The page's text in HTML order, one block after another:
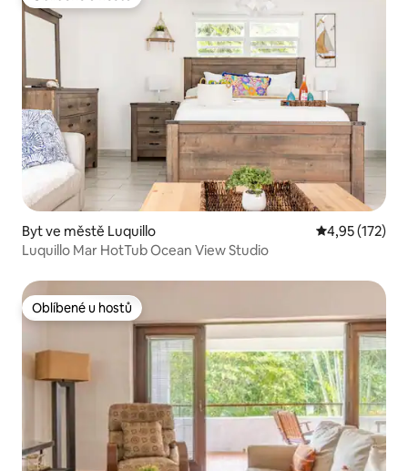
Byt ve městě Luquillo Průměrné
4,95 (172)
Luquillo Mar HotTub Ocean View Studio
Oblíbené u hostů
Oblíbené u hostů